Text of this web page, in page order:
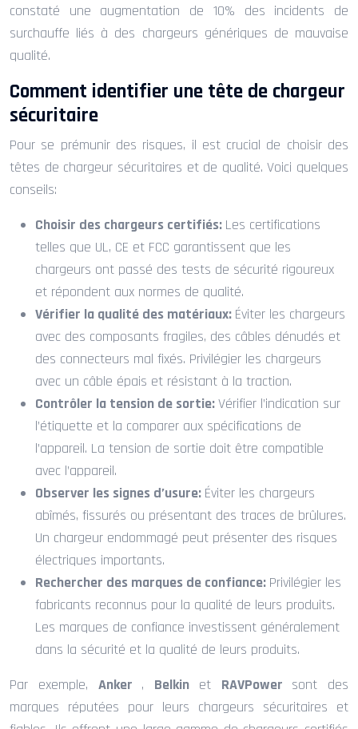
constaté une augmentation de 10% des incidents de
surchauffe liés à des chargeurs génériques de mauvaise
qualité.
Comment identifier une tête de chargeur
sécuritaire
Pour se prémunir des risques, il est crucial de choisir des
têtes de chargeur sécuritaires et de qualité. Voici quelques
conseils:
Choisir des chargeurs certifiés: Les certifications
telles que UL, CE et FCC garantissent que les
chargeurs ont passé des tests de sécurité rigoureux
et répondent aux normes de qualité.
Vérifier la qualité des matériaux: Éviter les chargeurs
avec des composants fragiles, des câbles dénudés et
des connecteurs mal fixés. Privilégier les chargeurs
avec un câble épais et résistant à la traction.
Contrôler la tension de sortie:Vérifier l’indication sur
l’étiquette et la comparer aux spécifications de
l’appareil. La tension de sortie doit être compatible
avec l’appareil.
Observer les signes d’usure: Éviter les chargeurs
abîmés, fissurés ou présentant des traces de brûlures.
Un chargeur endommagé peut présenter des risques
électriques importants.
Rechercher des marques de confiance: Privilégier les
fabricants reconnus pour la qualité de leurs produits.
Les marques de confiance investissent généralement
dans la sécurité et la qualité de leurs produits.
Par exemple, Anker , Belkin et RAVPower sont des
marques réputées pour leurs chargeurs sécuritaires et